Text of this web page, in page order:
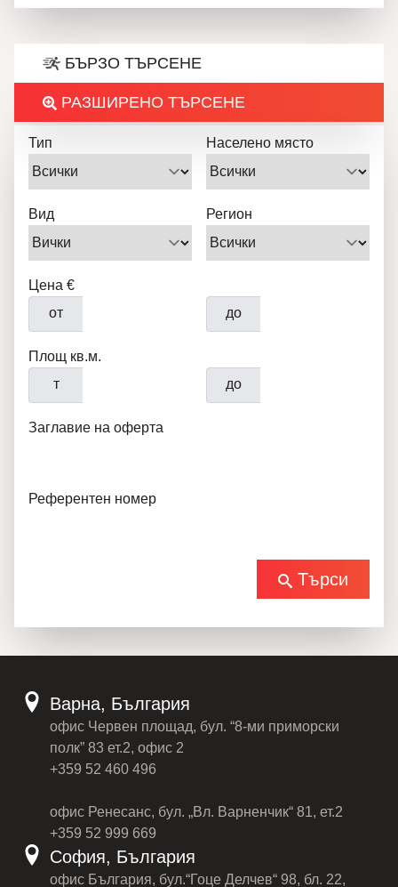
БЪРЗО ТЪРСЕНЕ
РАЗШИРЕНО ТЪРСЕНЕ
Тип Населено място
Вид Регион
Цена €
от
до
Площ кв.м.
т
до
Заглавие на оферта
Референтен номер
Търси
Варна, България
офис Червен площад, бул. “8-ми приморски
полк” 83 ет.2, офис 2
+359 52 460 496
офис Ренесанс, бул. „Вл. Варненчик“ 81, ет.2
+359 52 999 669
София, България
офис България, бул.“Гоце Делчев“ 98, бл. 22,